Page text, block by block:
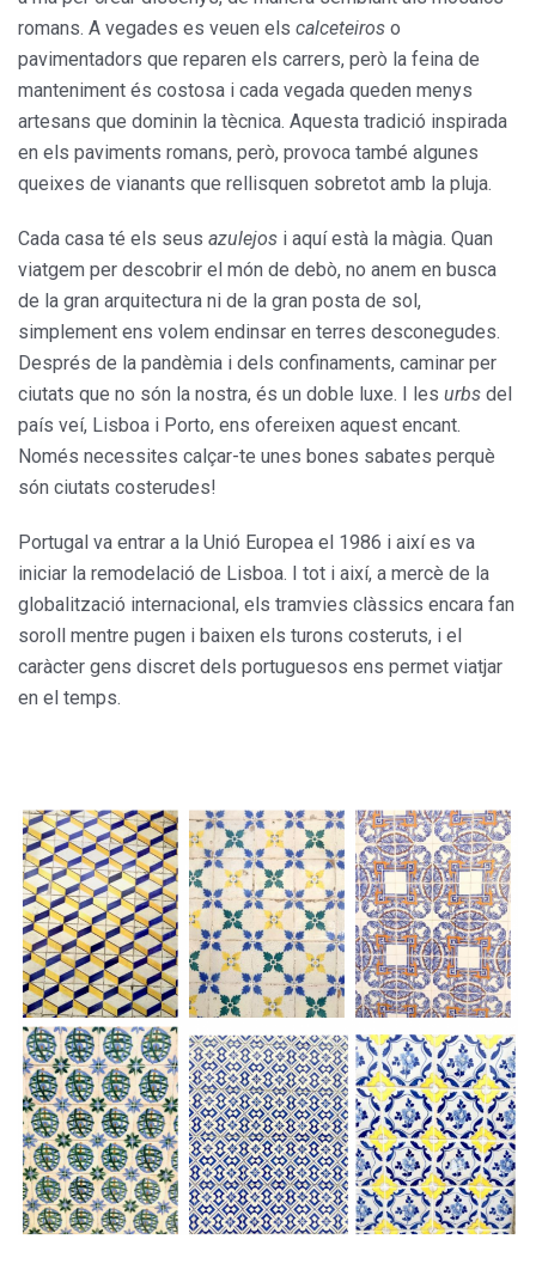
romans. A vegades es veuen els calceteiros o
pavimentadors que reparen els carrers, però la feina de
manteniment és costosa i cada vegada queden menys
artesans que dominin la tècnica. Aquesta tradició inspirada
en els paviments romans, però, provoca també algunes
queixes de vianants que rellisquen sobretot amb la pluja.
Cada casa té els seus azulejos i aquí està la màgia. Quan
viatgem per descobrir el món de debò, no anem en busca
de la gran arquitectura ni de la gran posta de sol,
simplement ens volem endinsar en terres desconegudes.
Després de la pandèmia i dels confinaments, caminar per
ciutats que no són la nostra, és un doble luxe. I les urbs del
país veí, Lisboa i Porto, ens ofereixen aquest encant.
Només necessites calçar-te unes bones sabates perquè
són ciutats costerudes!
Portugal va entrar a la Unió Europea el 1986 i així es va
iniciar la remodelació de Lisboa. I tot i així, a mercè de la
globalització internacional, els tramvies clàssics encara fan
soroll mentre pugen i baixen els turons costeruts, i el
caràcter gens discret dels portuguesos ens permet viatjar
en el temps.